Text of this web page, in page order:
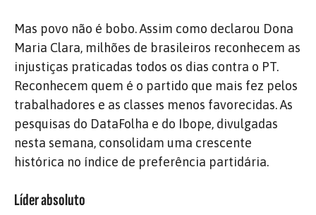
Mas povo não é bobo. Assim como declarou Dona
Maria Clara, milhões de brasileiros reconhecem as
injustiças praticadas todos os dias contra o PT.
Reconhecem quem é o partido que mais fez pelos
trabalhadores e as classes menos favorecidas. As
pesquisas do DataFolha e do Ibope, divulgadas
nesta semana, consolidam uma crescente
histórica no índice de preferência partidária.
Líder absoluto